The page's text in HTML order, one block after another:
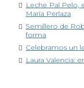
Leche Pal Pelo,
María Perlaza
Semillero de
forma
Celebramos un
Laura Valencia: